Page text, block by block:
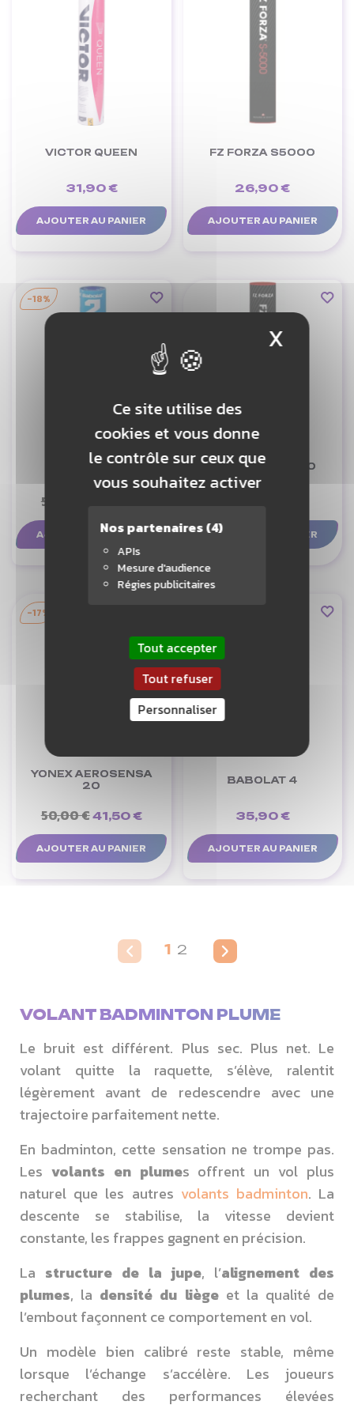
Ce site utilise des
cookies et vous donne
le contrôle sur ceux que
vous souhaitez activer
Nos partenaires(4)
APIs
Mesure d'audience
Régies publicitaires
Tout accepter
Tout refuser
Personnaliser
X
VICTOR QUEEN
31,90 €
AJOUTER AU PANIER
FZ FORZA S5000
26,90 €
AJOUTER AU PANIER
BABOLAT 2
54,95 €
AJOUTER AU PANIER
-18%
FZ FORZA S6000
AJOUTER AU PANIER
YONEX AEROSENSA
20
50,00 €41,50 €
AJOUTER AU PANIER
-17%
BABOLAT 4
35,90 €
AJOUTER AU PANIER
1 2
VOLANT BADMINTON PLUME
Le bruit est différent. Plus sec. Plus net. Le
volant quitte la raquette, s’élève, ralentit
légèrement avant de redescendre avec une
trajectoire parfaitement nette.
En badminton, cette sensation ne trompe pas.
Les volants en plumes offrent un vol plus
naturel que les autres volants badminton. La
descente se stabilise, la vitesse devient
constante, les frappes gagnent en précision.
La structure de la jupe, l’alignement des
plumes, la densité du liègeet la qualité de
l’embout façonnent ce comportement en vol.
Un modèle bien calibré reste stable, même
lorsque l’échange s’accélère. Les joueurs
recherchant des performances élevées